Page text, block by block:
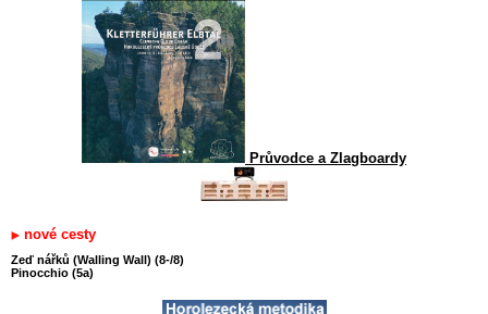
Průvodce a Zlagboardy
nové cesty
Zeď nářků (Walling Wall) (8-/8)
Pinocchio (5a)